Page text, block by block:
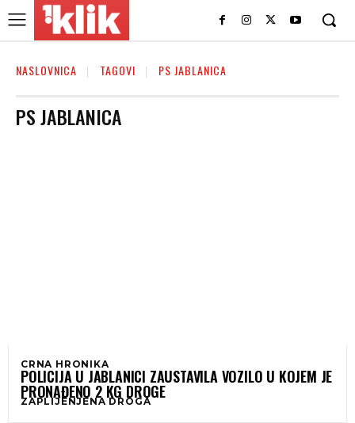
NASLOVNICA TAGOVI PS JABLANICA
PS JABLANICA
CRNA HRONIKA
POLICIJA U JABLANICI ZAUSTAVILA VOZILO U KOJEM JE
PRONAĐENO 2 KG DROGE
ZAPLIJENJENA DROGA